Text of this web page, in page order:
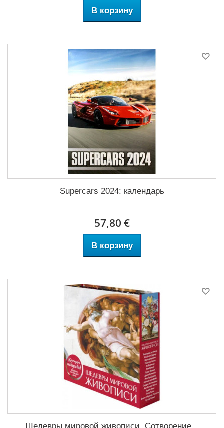
В корзину
Supercars 2024: календарь
57,80 €
В корзину
Шедевры мировой живописи. Сотворение...